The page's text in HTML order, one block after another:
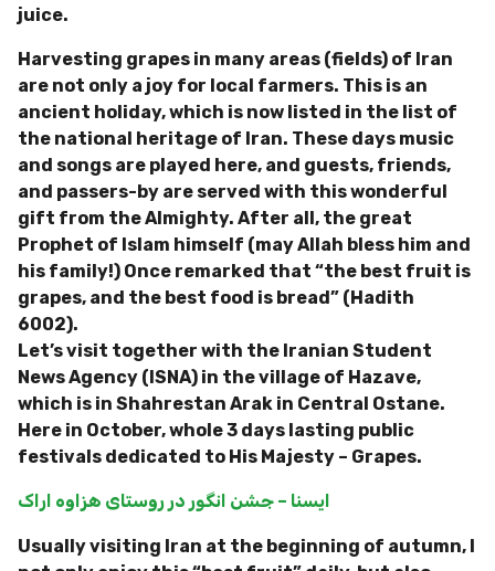
juice.
Harvesting grapes in many areas (fields) of Iran
are not only a joy for local farmers. This is an
ancient holiday, which is now listed in the list of
the national heritage of Iran. These days music
and songs are played here, and guests, friends,
and passers-by are served with this wonderful
gift from the Almighty. After all, the great
Prophet of Islam himself (may Allah bless him and
his family!) Once remarked that “the best fruit is
grapes, and the best food is bread” (Hadith
6002).
Let’s visit together with the Iranian Student
News Agency (ISNA) in the village of Hazave,
which is in Shahrestan Arak in Central Ostane.
Here in October, whole 3 days lasting public
festivals dedicated to His Majesty – Grapes.
ایسنا – جشن انگور در روستای هزاوه اراک
Usually visiting Iran at the beginning of autumn, I